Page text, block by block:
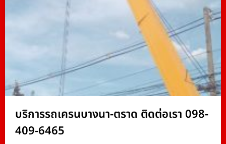
บริการรถเครนบางนา-ตราด ติดต่อเรา 098-
409-6465